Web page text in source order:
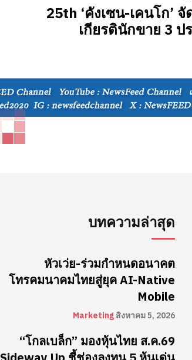
25th ‘คังเซน-เคนโก’
เกียรตินักขาย 3
บทความล่าสุด
หัวเว่ย-ร่วมกำหนดอนาคต
โทรคมนาคมไทยสู่ยุค AI-Native
Mobile
Marketingสิงหาคม 5, 2026
“โกลเบล็ก” มองหุ้นไทย ส.ค.69